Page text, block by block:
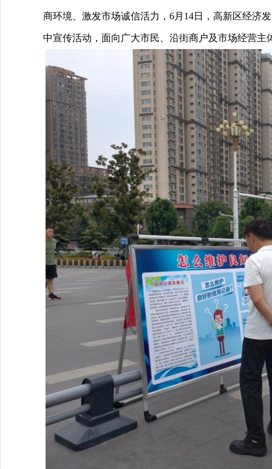
商环境、激发市场诚信活力，6月14日，高新区经济
中宣传活动，面向广大市民、沿街商户及市场经营